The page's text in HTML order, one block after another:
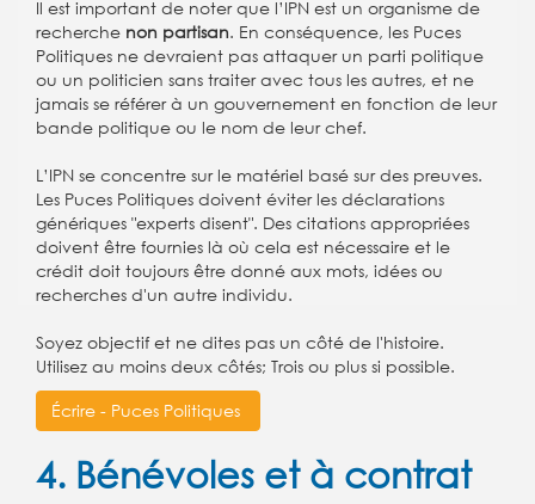
Il est important de noter que l’IPN est un organisme de
recherche non partisan. En conséquence, les Puces
Politiques ne devraient pas attaquer un parti politique
ou un politicien sans traiter avec tous les autres, et ne
jamais se référer à un gouvernement en fonction de leur
bande politique ou le nom de leur chef.
L’IPN se concentre sur le matériel basé sur des preuves.
Les Puces Politiques doivent éviter les déclarations
génériques "experts disent". Des citations appropriées
doivent être fournies là où cela est nécessaire et le
crédit doit toujours être donné aux mots, idées ou
recherches d'un autre individu.
Soyez objectif et ne dites pas un côté de l'histoire.
Utilisez au moins deux côtés; Trois ou plus si possible.
Écrire - Puces Politiques
4. Bénévoles et à contrat